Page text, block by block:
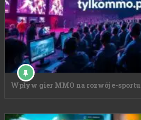
Wpływ gier MMO na rozwój e-sportu